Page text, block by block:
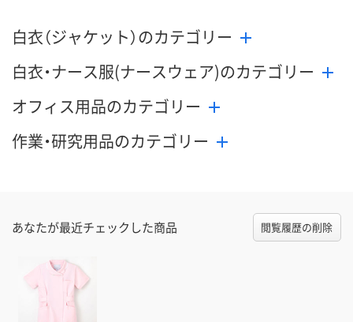
白衣（ジャケット）のカテゴリー
白衣・ナース服(ナースウェア)のカテゴリー
オフィス用品のカテゴリー
作業・研究用品のカテゴリー
あなたが最近チェックした商品 閲覧履歴の削除